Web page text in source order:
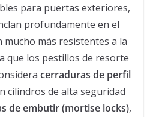
para puertas exteriores,
profundamente en el
mucho más resistentes a la
que los pestillos de resorte
cerraduras de perfil
cilindros de alta seguridad
de embutir (mortise locks),